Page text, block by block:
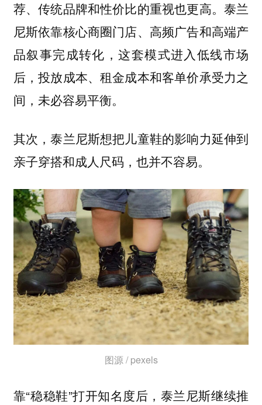
荐、传统品牌和性价比的重视也更高。泰兰
尼斯依靠核心商圈门店、高频广告和高端产
品叙事完成转化，这套模式进入低线市场
后，投放成本、租金成本和客单价承受力之
间，未必容易平衡。
其次，泰兰尼斯想把儿童鞋的影响力延伸到
亲子穿搭和成人尺码，也并不容易。
图源 / pexels
靠“稳稳鞋”打开知名度后，泰兰尼斯继续推